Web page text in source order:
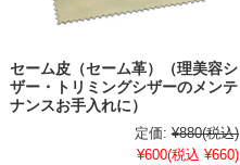
セーム皮（セーム革）（理美容シ
ザー・トリミングシザーのメンテ
ナンスお手入れに）
定価: ¥880(税込)
¥600(税込 ¥660)